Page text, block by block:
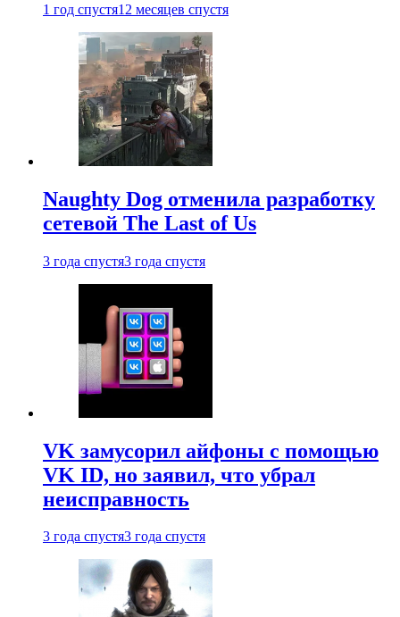
1 год спустя12 месяцев спустя
Naughty Dog отменила разработку
сетевой The Last of Us
3 года спустя3 года спустя
VK замусорил айфоны с помощью
VK ID, но заявил, что убрал
неисправность
3 года спустя3 года спустя